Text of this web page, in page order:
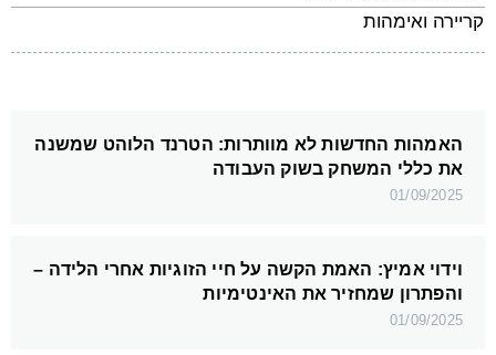
קריירה ואימהות
האמהות החדשות לא מוותרות: הטרנד הלוהט שמשנה
את כללי המשחק בשוק העבודה
01/09/2025
וידוי אמיץ: האמת הקשה על חיי הזוגיות אחרי הלידה –
והפתרון שמחזיר את האינטימיות
01/09/2025